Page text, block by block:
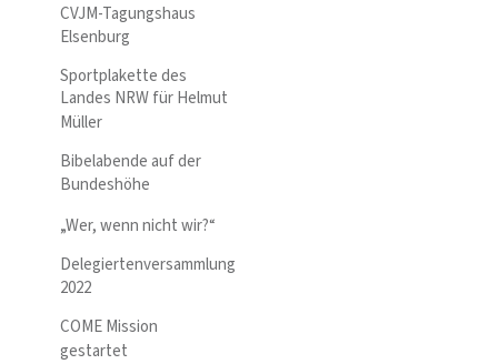
CVJM-Tagungshaus
Elsenburg
Sportplakette des
Landes NRW für Helmut
Müller
Bibelabende auf der
Bundeshöhe
„Wer, wenn nicht wir?“
Delegiertenversammlung
2022
COME Mission
gestartet